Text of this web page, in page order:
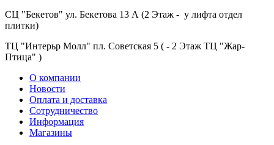
СЦ "Бекетов" ул. Бекетова 13 А (2 Этаж - у лифта отдел
плитки)
ТЦ "Интерьр Молл" пл. Советская 5 ( - 2 Этаж ТЦ "Жар-
Птица" )
О компании
Новости
Оплата и доставка
Сотрудничество
Информация
Магазины